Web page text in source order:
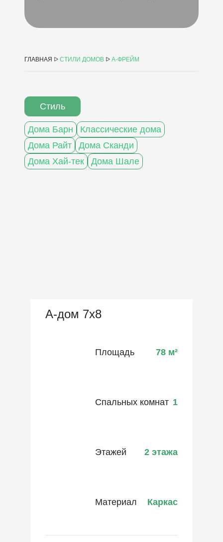
ГЛАВНАЯ ᐅ СТИЛИ ДОМОВ ᐅ А-ФРЕЙМ
Стиль
Дома Барн
Классические дома
Дома Райт
Дома Сканди
Дома Хай-тек
Дома Шале
А-дом 7х8
Площадь 78 м²
Спальных комнат 1
Этажей 2 этажа
Материал Каркас